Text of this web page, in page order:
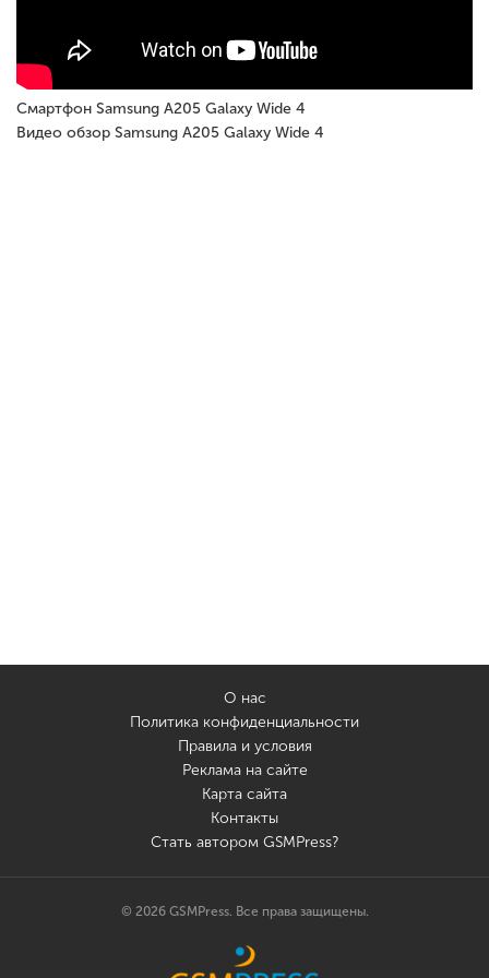
Смартфон Samsung A205 Galaxy Wide 4
Видео обзор Samsung A205 Galaxy Wide 4
О нас
Политика конфиденциальности
Правила и условия
Реклама на сайте
Карта сайта
Контакты
Стать автором GSMPress?
© 2026 GSMPress. Все права защищены.